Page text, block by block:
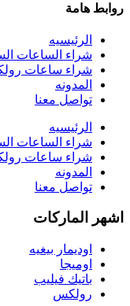
روابط هامة
الرئيسيه
شراء الساعات
شراء ساعات
المدونه
تواصل معنا
الرئيسيه
شراء الساعات
شراء ساعات
المدونه
تواصل معنا
اشهر الماركات
اوديمار بيغيه
اوميجا
باتيك فيليب
رولكس